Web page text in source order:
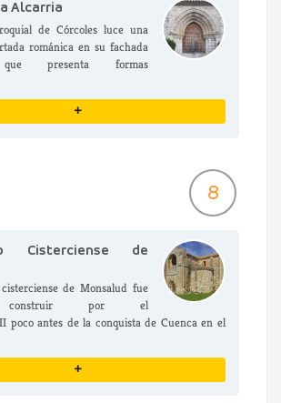
Alcarria
de Córcoles luce una
románica en su fachada
que presenta formas
+
8
Cisterciense de
de Monsalud fue
construir por el
poco antes de la conquista de Cuenca en el
+